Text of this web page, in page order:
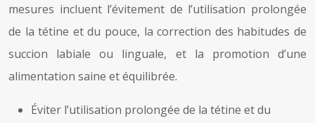
mesures incluent l’évitement de l’utilisation prolongée
de la tétine et du pouce, la correction des habitudes de
succion labiale ou linguale, et la promotion d’une
alimentation saine et équilibrée.
Éviter l’utilisation prolongée de la tétine et du